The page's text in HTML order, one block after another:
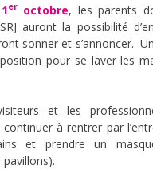
eroctobre, les parents
auront la possibilité
sonner et s’annoncer.
pour se laver les
et les
continuer à rentrer par
et prendre un